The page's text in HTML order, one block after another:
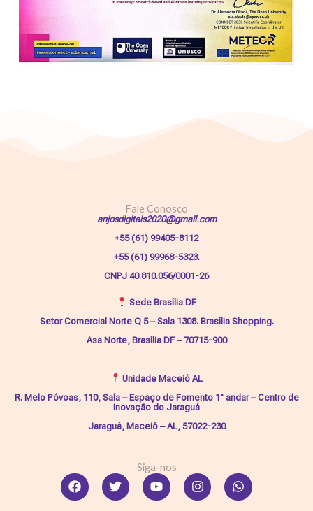
Fale Conosco
anjosdigitais2020@gmail.com
+55 (61) 99405-8112
+55 (61) 99968-5323.
CNPJ 40.810.056/0001-26
Sede Brasília DF
Setor Comercial Norte Q 5 – Sala 1308. Brasília Shopping.
Asa Norte, Brasília DF – 70715-900
Unidade Maceió AL
R. Melo Póvoas, 110, Sala – Espaço de Fomento 1° andar – Centro de
Inovação do Jaraguá
Jaraguá, Maceió – AL, 57022-230
Siga-nos
FacebookTwitterYoutubeInstagramWhatsapp